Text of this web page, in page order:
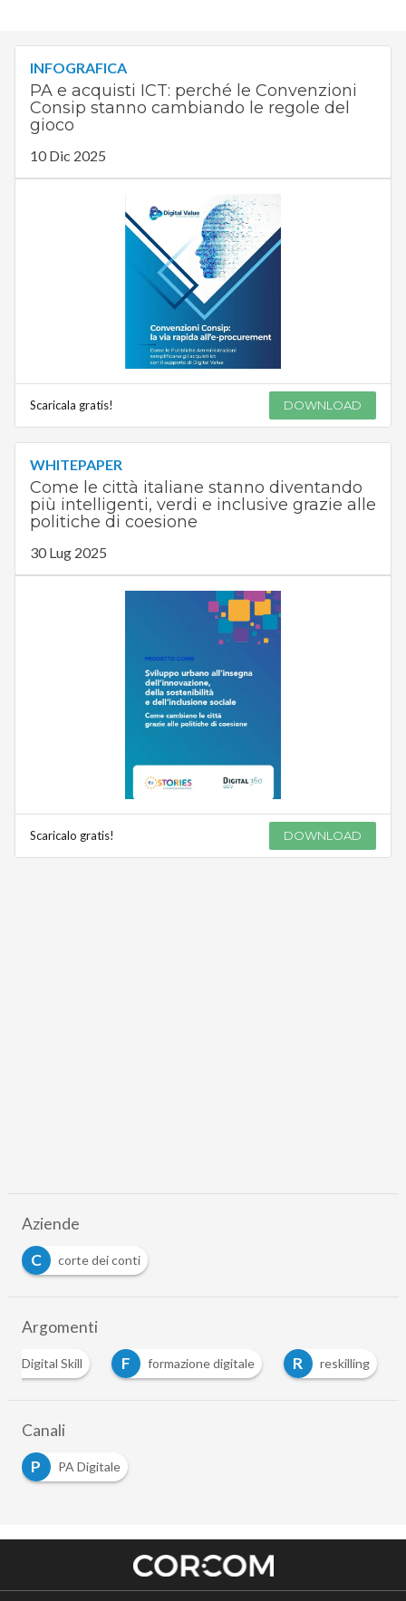
INFOGRAFICA
PA e acquisti ICT: perché le Convenzioni
Consip stanno cambiando le regole del
gioco
10 Dic 2025
Scaricala gratis! DOWNLOAD
WHITEPAPER
Come le città italiane stanno diventando
più intelligenti, verdi e inclusive grazie alle
politiche di coesione
30 Lug 2025
Scaricalo gratis! DOWNLOAD
Aziende
C
corte dei conti
Argomenti
Digital Skill F formazione digitale R reskilling
Canali
P
PA Digitale